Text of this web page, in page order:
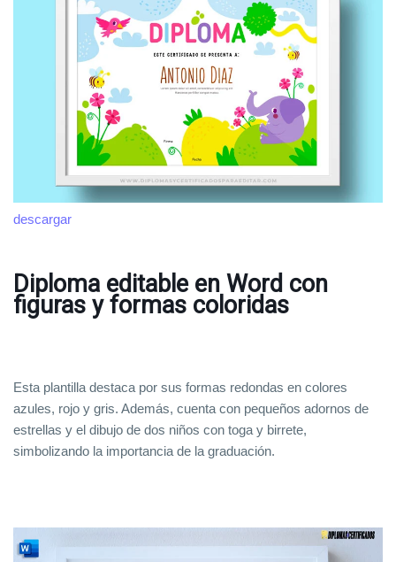
descargar
Diploma editable en Word con
figuras y formas coloridas
Esta plantilla destaca por sus formas redondas en colores
azules, rojo y gris. Además, cuenta con pequeños adornos de
estrellas y el dibujo de dos niños con toga y birrete,
simbolizando la importancia de la graduación.